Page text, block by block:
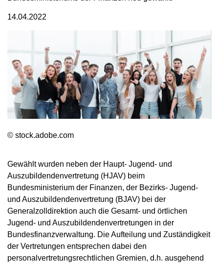
14.04.2022
© stock.adobe.com
Gewählt wurden neben der Haupt- Jugend- und
Auszubildendenvertretung (HJAV) beim
Bundesministerium der Finanzen, der Bezirks- Jugend-
und Auszubildendenvertretung (BJAV) bei der
Generalzolldirektion auch die Gesamt- und örtlichen
Jugend- und Auszubildendenvertretungen in der
Bundesfinanzverwaltung. Die Aufteilung und Zuständigkeit
der Vertretungen entsprechen dabei den
personalvertretungsrechtlichen Gremien, d.h. ausgehend